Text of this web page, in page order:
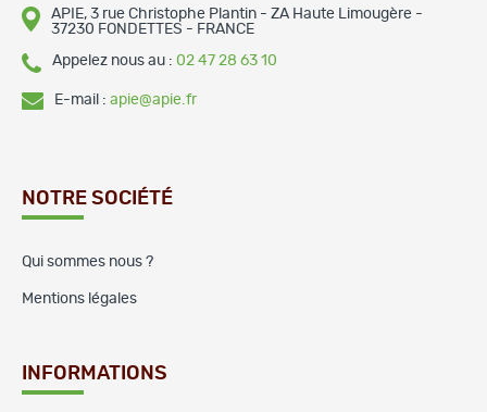
APIE, 3 rue Christophe Plantin - ZA Haute Limougère -
37230 FONDETTES - FRANCE
Appelez nous au : 02 47 28 63 10
E-mail : apie@apie.fr
NOTRE SOCIÉTÉ
Qui sommes nous ?
Mentions légales
INFORMATIONS